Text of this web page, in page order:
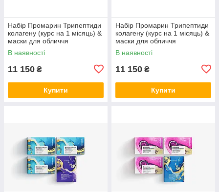
Набір Промарин Трипептиди
колагену (курс на 1 місяць) &
маски для обличчя
біоцелюлозні Advanced
Collagen (5 саше)
В наявності
11 150 ₴
Купити
Набір Промарин Трипептиди
колагену (курс на 1 місяць) &
маски для обличчя
біоцелюлозні Hydro Boost (5
саше)
В наявності
11 150 ₴
Купити